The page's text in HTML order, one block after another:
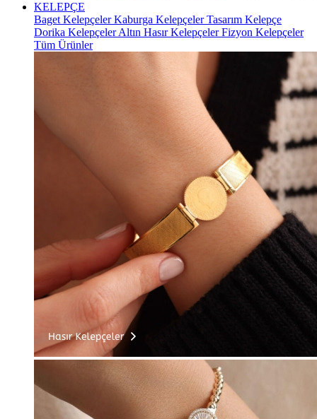
KELEPÇE
Baget KelepçelerKaburga KelepçelerTasarım Kelepçe
Dorika KelepçelerAltın Hasır KelepçelerFizyon Kelepçeler
Tüm Ürünler